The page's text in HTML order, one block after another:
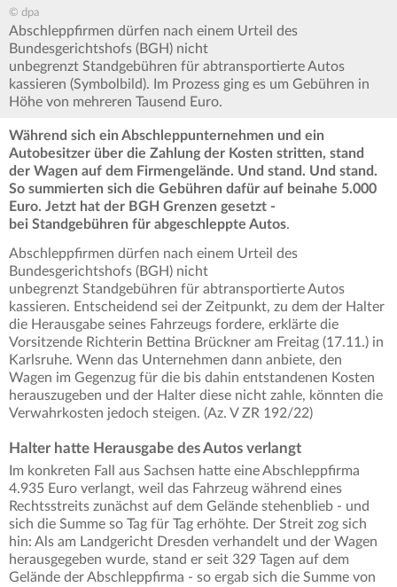
© dpa
Abschleppfirmen dürfen nach einem Urteil des
Bundesgerichtshofs (BGH) nicht
unbegrenzt Standgebühren für abtransportierte Autos
kassieren (Symbolbild). Im Prozess ging es um Gebühren in
Höhe von mehreren Tausend Euro.
Während sich ein Abschleppunternehmen und ein
Autobesitzer über die Zahlung der Kosten stritten, stand
der Wagen auf dem Firmengelände. Und stand. Und stand.
So summierten sich die Gebühren dafür auf beinahe 5.000
Euro. Jetzt hat der BGH Grenzen gesetzt -
bei Standgebühren für abgeschleppte Autos.
Abschleppfirmen dürfen nach einem Urteil des
Bundesgerichtshofs (BGH) nicht
unbegrenzt Standgebühren für abtransportierte Autos
kassieren. Entscheidend sei der Zeitpunkt, zu dem der Halter
die Herausgabe seines Fahrzeugs fordere, erklärte die
Vorsitzende Richterin Bettina Brückner am Freitag (17.11.) in
Karlsruhe. Wenn das Unternehmen dann anbiete, den
Wagen im Gegenzug für die bis dahin entstandenen Kosten
herauszugeben und der Halter diese nicht zahle, könnten die
Verwahrkosten jedoch steigen. (Az. V ZR 192/22)
Halter hatte Herausgabe des Autos verlangt
Im konkreten Fall aus Sachsen hatte eine Abschleppfirma
4.935 Euro verlangt, weil das Fahrzeug während eines
Rechtsstreits zunächst auf dem Gelände stehenblieb - und
sich die Summe so Tag für Tag erhöhte. Der Streit zog sich
hin: Als am Landgericht Dresden verhandelt und der Wagen
herausgegeben wurde, stand er seit 329 Tagen auf dem
Gelände der Abschleppfirma - so ergab sich die Summe von